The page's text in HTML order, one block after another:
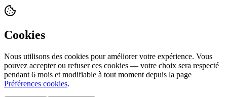
Cookies
Nous utilisons des cookies pour améliorer votre expérience. Vous
pouvez accepter ou refuser ces cookies — votre choix sera respecté
pendant 6 mois et modifiable à tout moment depuis la page
Préférences cookies.